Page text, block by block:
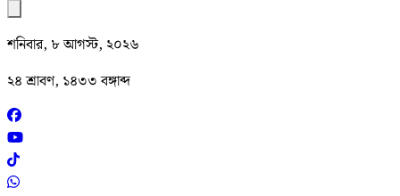
শনিবার, ৮ আগস্ট, ২০২৬
২৪ শ্রাবণ, ১৪৩৩ বঙ্গাব্দ